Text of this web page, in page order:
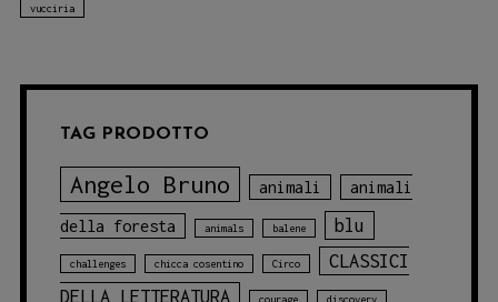
vucciria
TAG PRODOTTO
Angelo Bruno animali animali
della foresta animals balene blu
challenges chicca cosentino Circo
CLASSICI
DELLA LETTERATURA
courage discovery